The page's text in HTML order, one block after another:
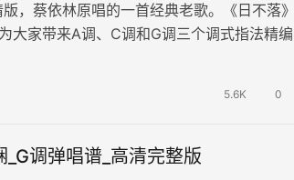
，蔡依林原唱的一首经典老歌。《日不落
大家带来A调、C调和G调三个调式指法精编
5.6K 0
调弹唱谱_高清完整版